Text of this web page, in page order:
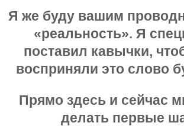
Я же буду вашим
«реальность». Я
поставил кавычки,
восприняли это слово
Прямо здесь и сейчас
делать первые